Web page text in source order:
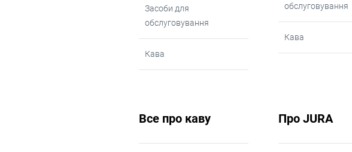
Засоби для
обслуговування
Кава
обслуговування
Кава
Все про каву Про JURA